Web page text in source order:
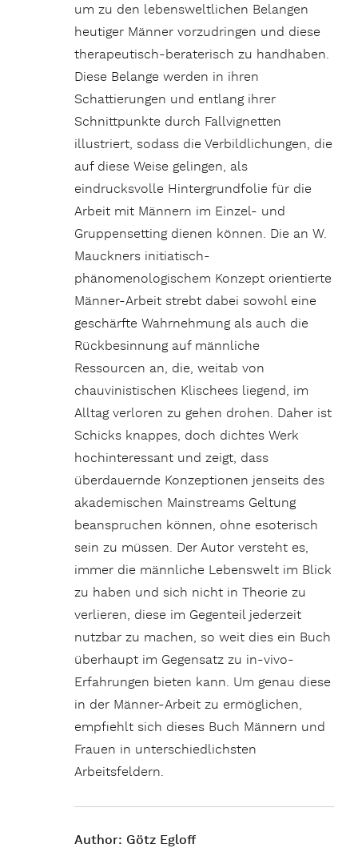
um zu den lebensweltlichen Belangen
heutiger Männer vorzudringen und diese
therapeutisch-beraterisch zu handhaben.
Diese Belange werden in ihren
Schattierungen und entlang ihrer
Schnittpunkte durch Fallvignetten
illustriert, sodass die Verbildlichungen, die
auf diese Weise gelingen, als
eindrucksvolle Hintergrundfolie für die
Arbeit mit Männern im Einzel- und
Gruppensetting dienen können. Die an W.
Mauckners initiatisch-
phänomenologischem Konzept orientierte
Männer-Arbeit strebt dabei sowohl eine
geschärfte Wahrnehmung als auch die
Rückbesinnung auf männliche
Ressourcen an, die, weitab von
chauvinistischen Klischees liegend, im
Alltag verloren zu gehen drohen. Daher ist
Schicks knappes, doch dichtes Werk
hochinteressant und zeigt, dass
überdauernde Konzeptionen jenseits des
akademischen Mainstreams Geltung
beanspruchen können, ohne esoterisch
sein zu müssen. Der Autor versteht es,
immer die männliche Lebenswelt im Blick
zu haben und sich nicht in Theorie zu
verlieren, diese im Gegenteil jederzeit
nutzbar zu machen, so weit dies ein Buch
überhaupt im Gegensatz zu in-vivo-
Erfahrungen bieten kann. Um genau diese
in der Männer-Arbeit zu ermöglichen,
empfiehlt sich dieses Buch Männern und
Frauen in unterschiedlichsten
Arbeitsfeldern.
Author: Götz Egloff